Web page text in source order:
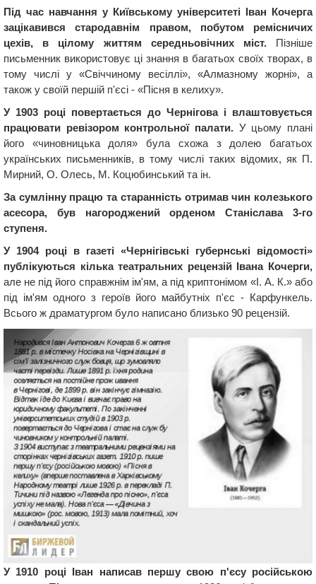
Під час навчання у Київському університеті Іван Кочерга
зацікавився стародавнім правом, побутом ремісничих
цехів, в цілому життям середньовічних міст.Пізніше
письменник використовує ці знання в багатьох своїх творах, в
тому числі у «Свіччиному весіллі», «Алмазному жорні», а
також у своїй першій п'єсі - «Пісня в келиху».
У 1903 році повертається до Чернігова і влаштовується
працювати ревізором контрольної палати. У цьому плані
його «чиновницька доля» була схожа з долею багатьох
українських письменників, в тому числі таких відомих, як П.
Мирний, О. Олесь, М. Коцюбинський та ін.
За сумлінну працю та старанність отримав чин колезького
асесора, був нагороджений орденом Станіслава 3-го
ступеня.
У 1904 році в газеті «Чернігівські губернські відомості»
публікуються кілька театральних рецензій Івана Кочерги,
але не під його справжнім ім'ям, а під криптонімом «І. А. К.» або
під ім'ям одного з героїв його майбутніх п'єс - Карфункель.
Всього ж драматургом було написано близько 90 рецензій.
У 1910 році Іван написав першу свою п'єсу російською